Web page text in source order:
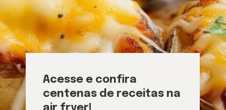
Acesse e confira
centenas de receitas na